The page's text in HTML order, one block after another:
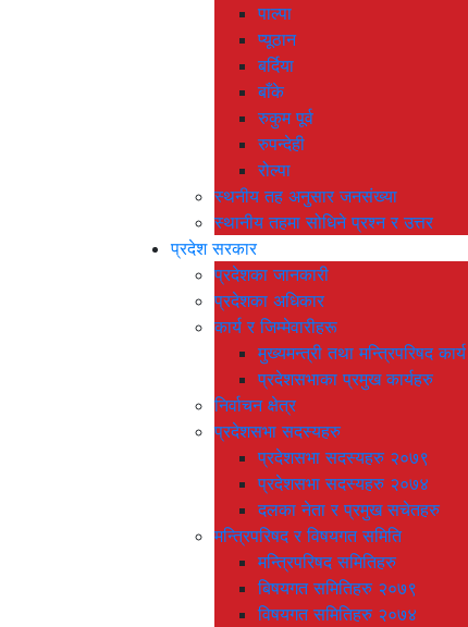
पाल्पा
प्यूठान
बर्दिया
बाँके
रुकुम पूर्व
रुपन्देही
रोल्पा
स्थनीय तह अनुसार जनसंख्या
स्थानीय तहमा सोधिने प्रश्न र उत्तर
प्रदेश सरकार
प्रदेशका जानकारी
प्रदेशका अधिकार
कार्य र जिम्मेवारीहरू
मुख्यमन्त्री तथा मन्त्रिपरिषद
प्रदेशसभाका प्रमुख कार्यहरु
निर्वाचन क्षेत्र
प्रदेशसभा सदस्यहरु
प्रदेशसभा सदस्यहरु २०७९
प्रदेशसभा सदस्यहरु २०७४
दलका नेता र प्रमुख सचेतहरु
मन्त्रिपरिषद र विषयगत समिति
मन्त्रिपरिषद समितिहरु
बिषयगत समितिहरु २०७९
विषयगत समितिहरु २०७४